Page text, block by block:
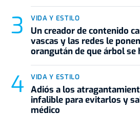
VIDA Y ESTILO
Un creador de contenido
vascas y las redes le
orangután de que árbol se
VIDA Y ESTILO
Adiós a los
infalible para evitarlos y
médico